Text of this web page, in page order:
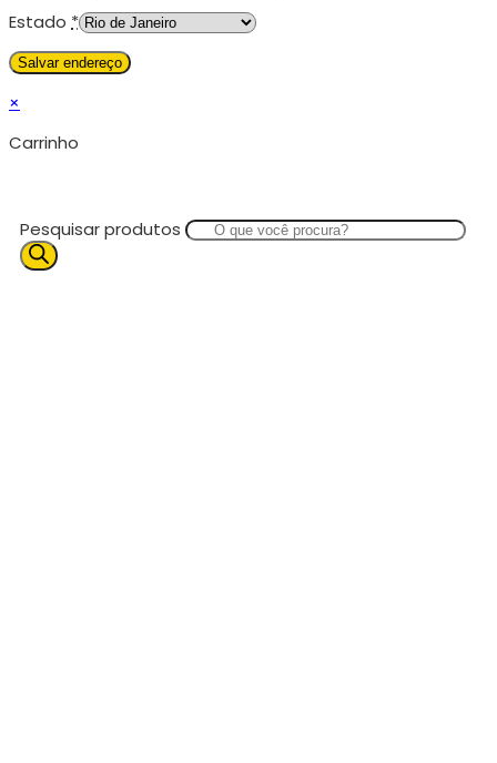
Estado *
×
Carrinho
Pesquisar produtos